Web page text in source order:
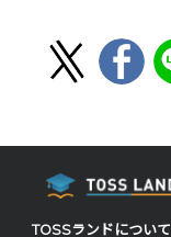
TOSSランドについて